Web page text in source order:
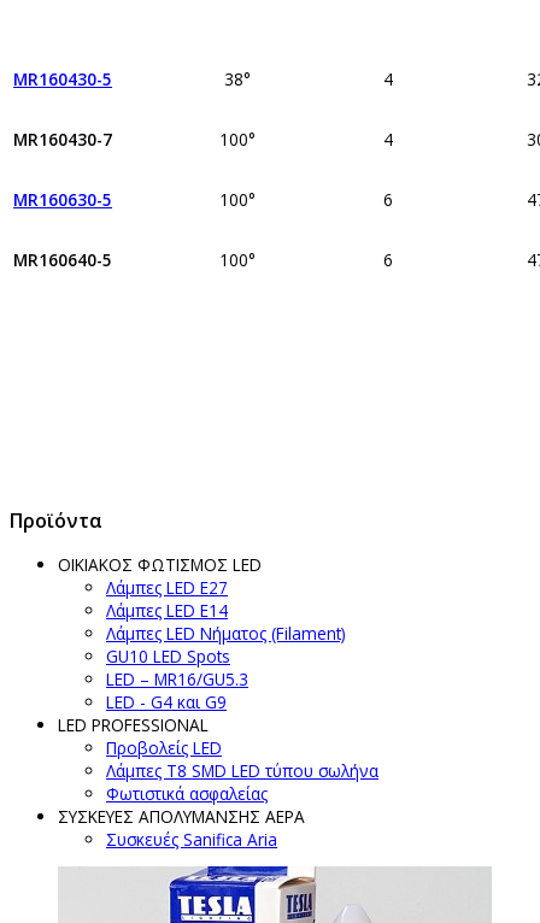
MR160430-5 38° 4
MR160430-7 100° 4
MR160630-5 100° 6
MR160640-5 100° 6
Προϊόντα
ΟΙΚΙΑΚΟΣ ΦΩΤΙΣΜΟΣ LED
Λάμπες LED Ε27
Λάμπες LED Ε14
Λάμπες LED Νήματος (Filament)
GU10 LED Spots
LED – MR16/GU5.3
LED - G4 και G9
LED PROFESSIONAL
Προβολείς LED
Λάμπες Τ8 SMD LED τύπου σωλήνα
Φωτιστικά ασφαλείας
ΣΥΣΚΕΥΕΣ ΑΠΟΛΥΜΑΝΣΗΣ ΑΕΡΑ
Συσκευές Sanifica Aria